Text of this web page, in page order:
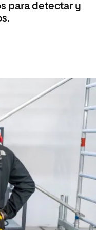
para detectar y